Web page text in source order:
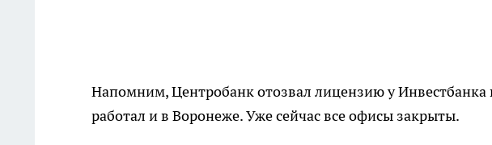
Напомним, Центробанк отозвал лицензию у Инвестбанка
работал и в Воронеже. Уже сейчас все офисы закрыты.